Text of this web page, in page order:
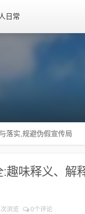
日常
落实​,规避伪假宣传局
趣味释义、解
浏览 0个评论